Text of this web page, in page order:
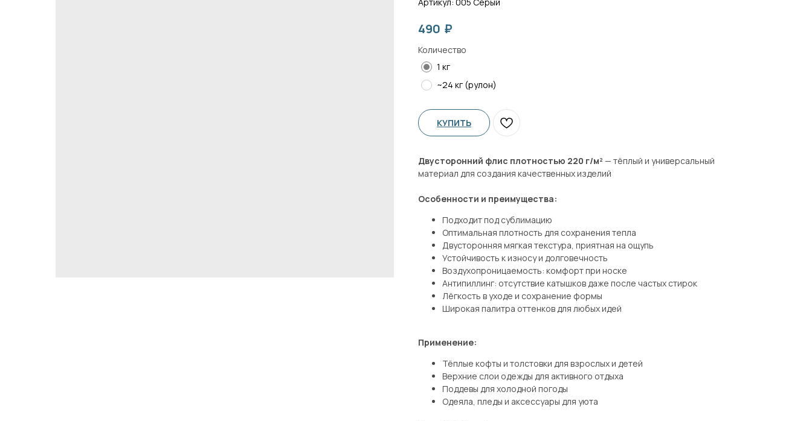
490 ₽
Количество
1 кг
~24 кг (рулон)
КУПИТЬ
Двусторонний флис плотностью 220 г/м² — тёплый и универсальный
материал для создания качественных изделий
Особенности и преимущества:
Подходит под сублимацию
Оптимальная плотность для сохранения тепла
Двусторонняя мягкая текстура, приятная на ощупь
Устойчивость к износу и долговечность
Воздухопроницаемость: комфорт при носке
Антипиллинг: отсутствие катышков даже после частых стирок
Лёгкость в уходе и сохранение формы
Широкая палитра оттенков для любых идей
Применение:
Тёплые кофты и толстовки для взрослых и детей
Верхние слои одежды для активного отдыха
Поддевы для холодной погоды
Одеяла, пледы и аксессуары для уюта